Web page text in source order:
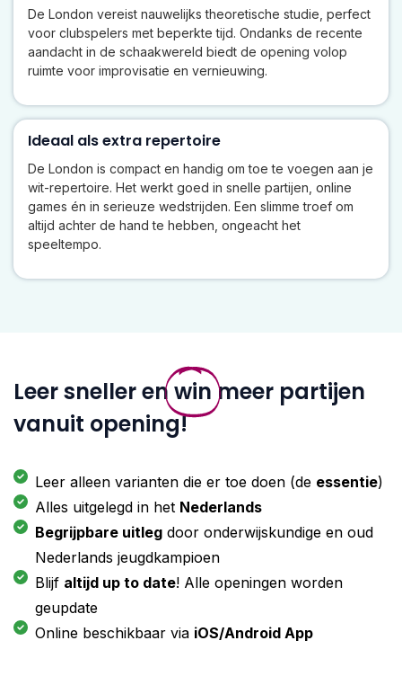
De London vereist nauwelijks theoretische studie, perfect
voor clubspelers met beperkte tijd. Ondanks de recente
aandacht in de schaakwereld biedt de opening volop
ruimte voor improvisatie en vernieuwing.
Ideaal als extra repertoire
De London is compact en handig om toe te voegen aan je
wit-repertoire. Het werkt goed in snelle partijen, online
games én in serieuze wedstrijden. Een slimme troef om
altijd achter de hand te hebben, ongeacht het
speeltempo.
Leer sneller enwinmeer partijen
vanuit opening!
Leer alleen varianten die er toe doen (de essentie)
Alles uitgelegd in het Nederlands
Begrijpbare uitleg door onderwijskundige en oud
Nederlands jeugdkampioen
Blijf altijd up to date! Alle openingen worden
geupdate
Online beschikbaar via iOS/Android App